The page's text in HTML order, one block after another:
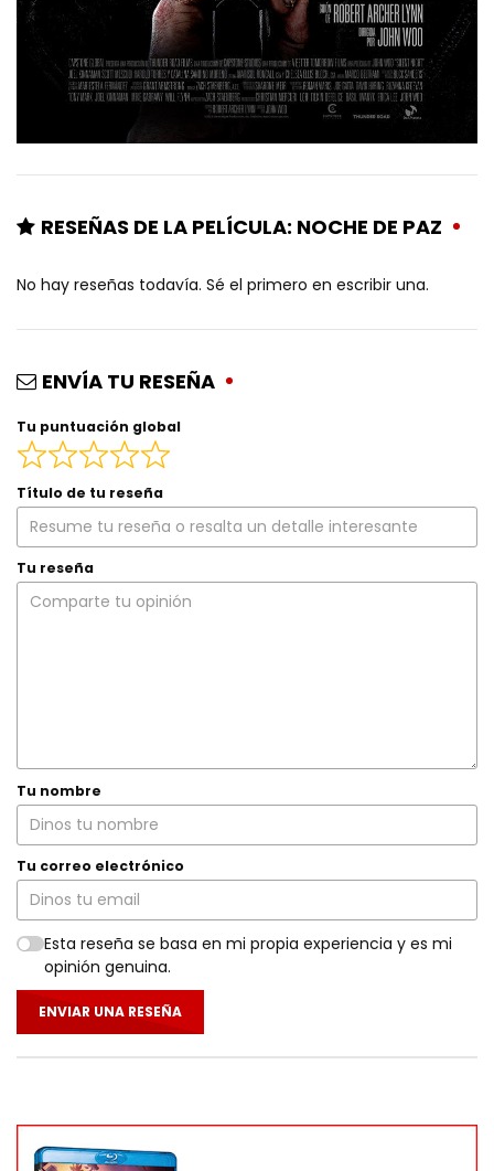
RESEÑAS DE LA PELÍCULA: NOCHE DE PAZ
No hay reseñas todavía. Sé el primero en escribir una.
ENVÍA TU RESEÑA
Tu puntuación global
Título de tu reseña
Tu reseña
Tu nombre
Tu correo electrónico
Esta reseña se basa en mi propia experiencia y es mi
opinión genuina.
ENVIAR UNA RESEÑA